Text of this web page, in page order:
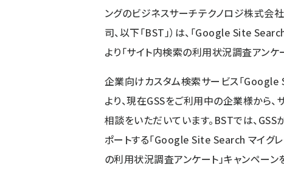
ングのビジネスサーチテクノロジ株式会
司、以下「BST」）は、「Google Site
より「サイト内検索の利用状況調査アンケ
企業向けカスタム検索サービス「Google
より、現在GSSをご利用中の企業様から
相談をいただいています。BSTでは、
ポートする「Google Site Search マイグレ
の利用状況調査アンケート」キャンペーン